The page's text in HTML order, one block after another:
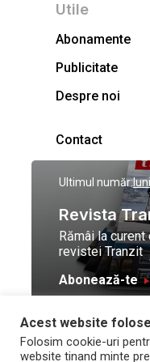
Utile
Abonamente
Publicitate
Despre noi
Contact
Ultimul număr:
Revista
Rămâi la
revistei Tranzit
Abonează-te
© Toate drepturile
rezervate Trafic Media
Acest website
Folosim cookie-uri
website tinand minte